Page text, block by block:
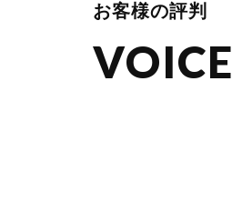
お客様の評判
VOICE